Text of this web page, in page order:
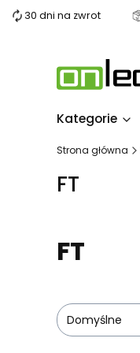
30 dni na zwrot
Kategorie
Strona główna
FT
FT
Domyślne